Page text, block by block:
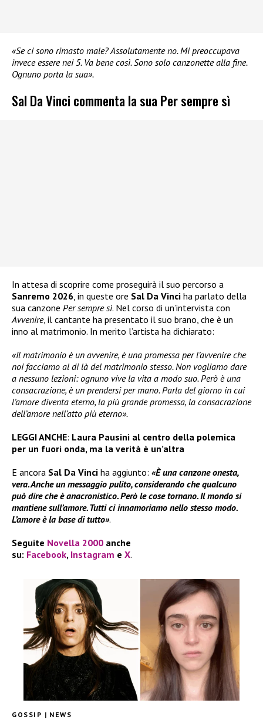
«Se ci sono rimasto male? Assolutamente no. Mi preoccupava
invece essere nei 5. Va bene così. Sono solo canzonette alla fine.
Ognuno porta la sua».
Sal Da Vinci commenta la sua Per sempre sì
In attesa di scoprire come proseguirà il suo percorso a
Sanremo 2026, in queste ore Sal Da Vinci ha parlato della
sua canzone Per sempre sì. Nel corso di un’intervista con
Avvenire, il cantante ha presentato il suo brano, che è un
inno al matrimonio. In merito l’artista ha dichiarato:
«Il matrimonio è un avvenire, è una promessa per l’avvenire che
noi facciamo al di là del matrimonio stesso. Non vogliamo dare
a nessuno lezioni: ognuno vive la vita a modo suo. Però è una
consacrazione, è un prendersi per mano. Parla del giorno in cui
l’amore diventa eterno, la più grande promessa, la consacrazione
dell’amore nell’atto più eterno».
LEGGI ANCHE: Laura Pausini al centro della polemica
per un fuori onda, ma la verità è un’altra
E ancora Sal Da Vinci ha aggiunto: «È una canzone onesta,
vera. Anche un messaggio pulito, considerando che qualcuno
può dire che è anacronistico. Però le cose tornano. Il mondo si
mantiene sull’amore. Tutti ci innamoriamo nello stesso modo.
L’amore è la base di tutto».
Seguite Novella 2000 anche
su: Facebook, Instagram e X.
GOSSIP | NEWS